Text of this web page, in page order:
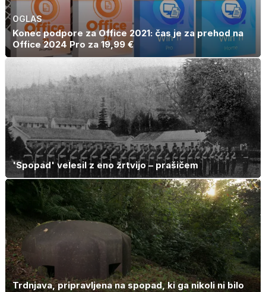
OGLAS
Konec podpore za Office 2021: čas je za prehod na
Office 2024 Pro za 19,99 €
'Spopad' velesil z eno žrtvijo – prašičem
Trdnjava, pripravljena na spopad, ki ga nikoli ni bilo